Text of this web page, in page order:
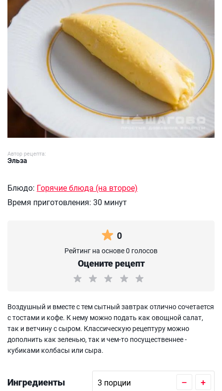
Автор рецепта:
Эльза
Блюдо: Горячие блюда (на второе)
Время приготовления: 30 минут
0
Рейтинг на основе 0 голосов
Оцените рецепт
Воздушный и вместе с тем сытный завтрак отлично сочетается
с тостами и кофе. К нему можно подать как овощной салат,
так и ветчину с сыром. Классическую рецептуру можно
дополнить как зеленью, так и чем-то посущественнее -
кубиками колбасы или сыра.
Ингредиенты – +